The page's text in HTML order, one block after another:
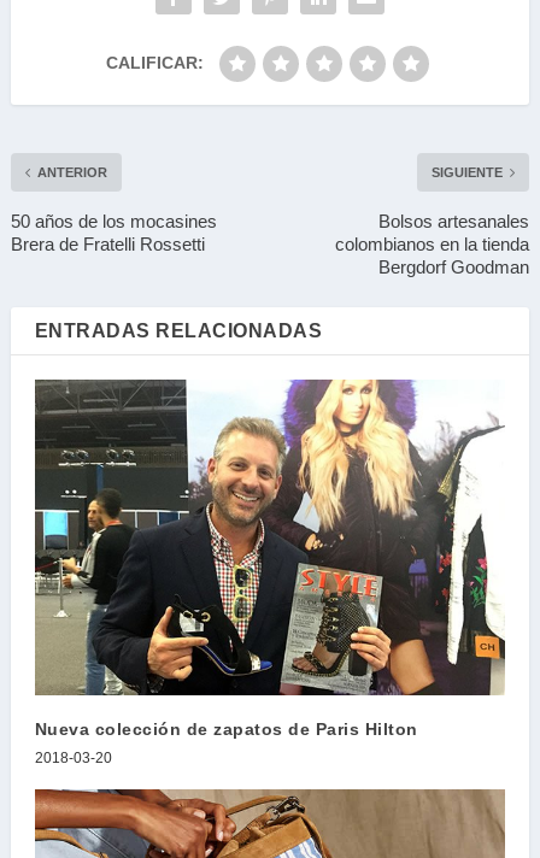
CALIFICAR:
ANTERIOR
50 años de los mocasines
Brera de Fratelli Rossetti
SIGUIENTE
Bolsos artesanales
colombianos en la tienda
Bergdorf Goodman
ENTRADAS RELACIONADAS
Nueva colección de zapatos de Paris Hilton
2018-03-20